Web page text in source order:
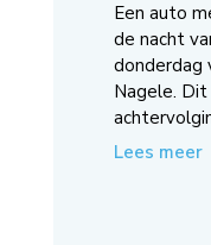
Een auto
de nacht
donderdag
Nagele.
Lees meer